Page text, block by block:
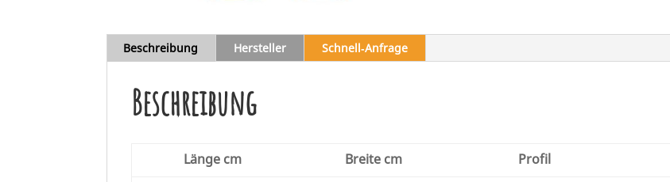
Beschreibung Hersteller Schnell‑Anfrage
Beschreibung
Länge cm Breite cm Profil